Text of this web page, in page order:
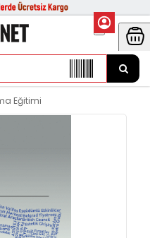
Eğitimi